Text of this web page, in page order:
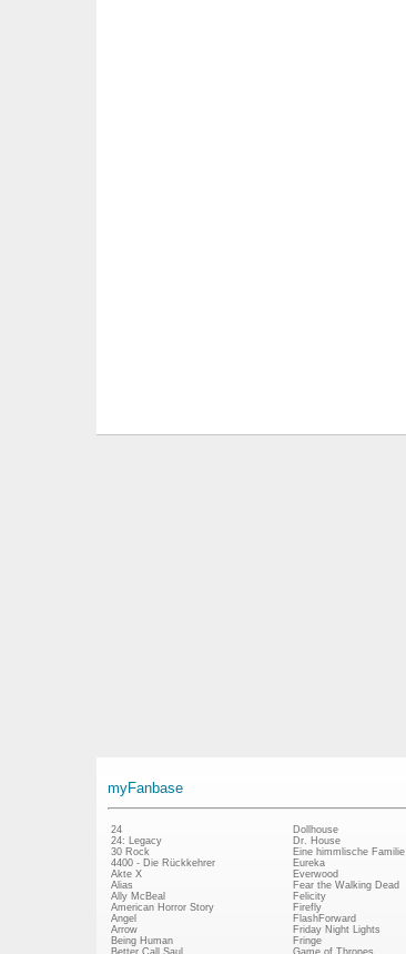
myFanbase
24
24: Legacy
30 Rock
4400 - Die Rückkehrer
Akte X
Alias
Ally McBeal
American Horror Story
Angel
Arrow
Being Human
Dollhouse
Dr. House
Eine himmlische Familie
Eureka
Everwood
Fear the Walking Dead
Felicity
Firefly
FlashForward
Friday Night Lights
Fringe